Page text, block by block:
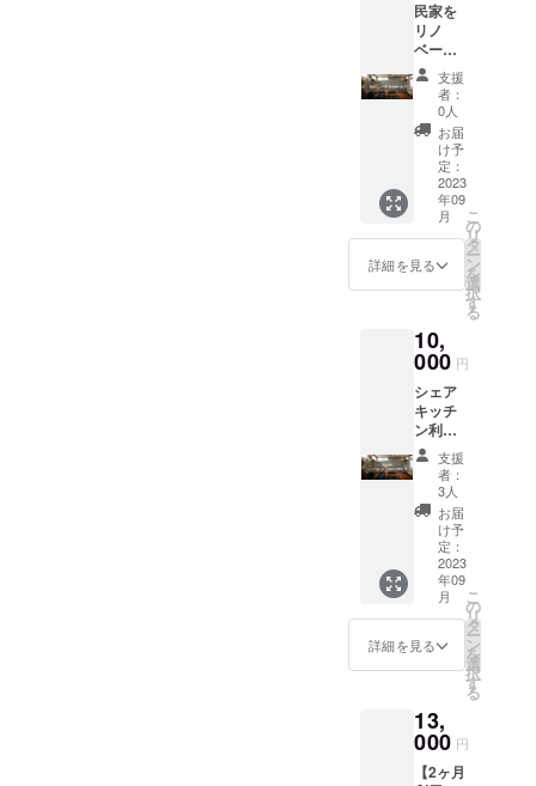
るプラ
ンで
す。 ◎
ワーク
ルーム
利用規
約概要
・利用
の目的
当建物
の2階
は、町
の第2の
仕事場
のコ
ワーキ
ルーム
運営目
的で利
用する
ことを
原則と
いたし
ます。
宗教や
政治等
の目
的、法
律に反
する目
的な行
為等に
よるご
利用は
民家を
リノ
ベー
ション
する参
加券4名
分（一
緒に壁
を塗っ
たり、
ものを
つくっ
たりし
ましょ
う！）
2023年
9月上旬
・場所
神奈川
県横浜
市港北
区菊名
仲手原2
丁目25
－17
支援
者：
0人
お届
け予
定：
2023
年09
月
詳細を見る
こ
の
リ
タ
ー
ン
を
選
択
す
る
10,
000 円
シェア
キッチ
ン利用
10時間/
月 クラ
ウド
ファン
ディン
グ支援
限定で
入会金
費用を
いただ
かずに
ご案内
きま
す。
▼SOIL
アトリ
支援
者：
3人
お届
け予
定：
2023
年09
月
詳細を見る
こ
の
リ
タ
ー
ン
を
選
択
す
る
13,
000 円
【2ヶ月